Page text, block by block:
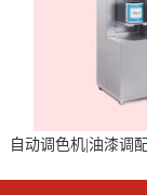
自动调色机|油漆调